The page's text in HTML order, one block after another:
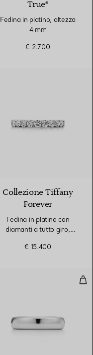
True®
Fedina in platino, altezza
4 mm
€ 2.700
Collezione Tiffany
Forever
Fedina in platino con
diamanti a tutto giro,
€ 15.400